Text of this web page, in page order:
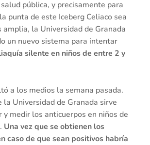
pública, y precisamente para
punta de este Iceberg Celiaco sea
amplia, la Universidad de Granada
un nuevo sistema para intentar
silente en niños de entre 2 y
a los medios la semana pasada.
la Universidad de Granada sirve
y medir los anticuerpos en niños de
Una vez que se obtienen los
caso de que sean positivos habría